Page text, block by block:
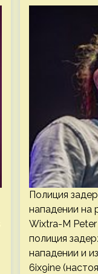
Полиция
нападении на
Wixtra-M
полиция
нападении и
6ix9ine